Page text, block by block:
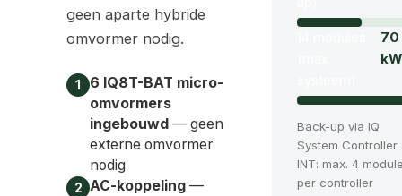
geen aparte hybride
omvormer nodig.
1
6 IQ8T-BAT micro-
omvormers
ingebouwd — geen
externe omvormer
nodig
2 AC-koppeling —
70
Back-up via IQ
System Controller
INT: max. 4
per controller